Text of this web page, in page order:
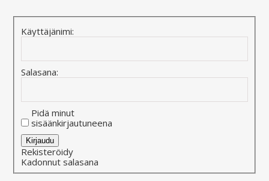
Käyttäjänimi:
Salasana:
Pidä minut
sisäänkirjautuneena
Alternative:
Kirjaudu
Rekisteröidy
Kadonnut salasana